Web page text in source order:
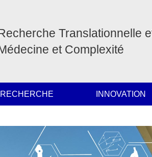
Translationnelle
et Complexité
RECHERCHE INNOVATION